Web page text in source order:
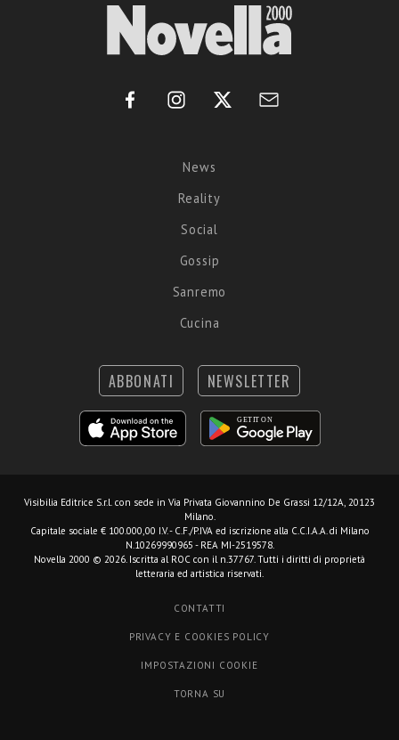
News
Reality
Social
Gossip
Sanremo
Cucina
ABBONATI NEWSLETTER
Visibilia Editrice S.r.l. con sede in Via Privata Giovannino De Grassi 12/12A, 20123
Milano.
Capitale sociale € 100.000,00 I.V. - C.F./P.IVA ed iscrizione alla C.C.I.A.A. di Milano
N.10269990965 - REA MI-2519578.
Novella 2000 © 2026. Iscritta al ROC con il n.37767. Tutti i diritti di proprietà
letteraria ed artistica riservati.
CONTATTI
PRIVACY E COOKIES POLICY
IMPOSTAZIONI COOKIE
TORNA SU